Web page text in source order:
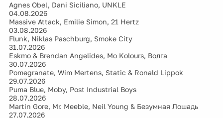
Agnes Obel, Dani Siciliano, UNKLE
04.08.2026
Massive Attack, Emilie Simon, 21 Hertz
03.08.2026
Flunk, Niklas Paschburg, Smoke City
31.07.2026
Eskmo & Brendan Angelides, Mo Kolours, Волга
30.07.2026
Pomegranate, Wim Mertens, Static & Ronald Lippok
29.07.2026
Puma Blue, Moby, Post Industrial Boys
28.07.2026
Martin Gore, Mr. Meeble, Neil Young & Безумная Лошадь
27.07.2026